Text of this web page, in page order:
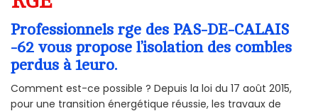
Professionnels rge des PAS-DE-CALAIS
-62 vous propose l’isolation des combles
perdus à 1euro.
Comment est-ce possible ? Depuis la loi du 17 août 2015,
pour une transition énergétique réussie, les travaux de